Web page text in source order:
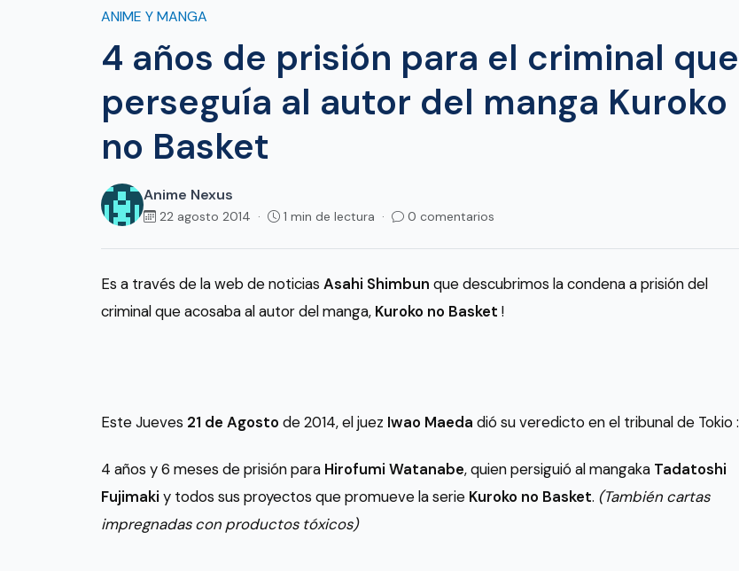
ANIME Y MANGA
4 años de prisión para el criminal que
perseguía al autor del manga Kuroko
no Basket
Anime Nexus
22 agosto 2014 · 1 min de lectura · 0 comentarios
Es a través de la web de noticias Asahi Shimbun que descubrimos la condena a prisión del
criminal que acosaba al autor del manga, Kuroko no Basket !
Este Jueves 21 de Agosto de 2014, el juez Iwao Maeda dió su veredicto en el tribunal de Tokio :
4 años y 6 meses de prisión para Hirofumi Watanabe, quien persiguió al mangaka Tadatoshi
Fujimaki y todos sus proyectos que promueve la serie Kuroko no Basket. (También cartas
impregnadas con productos tóxicos)